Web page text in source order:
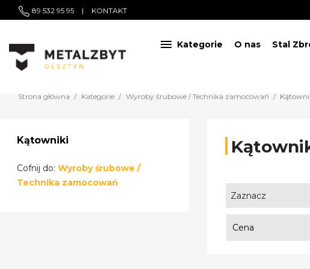
89 532 95 95 | KONTAKT
 Kategorie O nas Stal
Strona główna Kategorie Wyroby śrubowe / Technika zamocowań
Kątowniki
Cofnij do: Wyroby śrubowe /
Technika zamocowań
Zaznacz
Cena